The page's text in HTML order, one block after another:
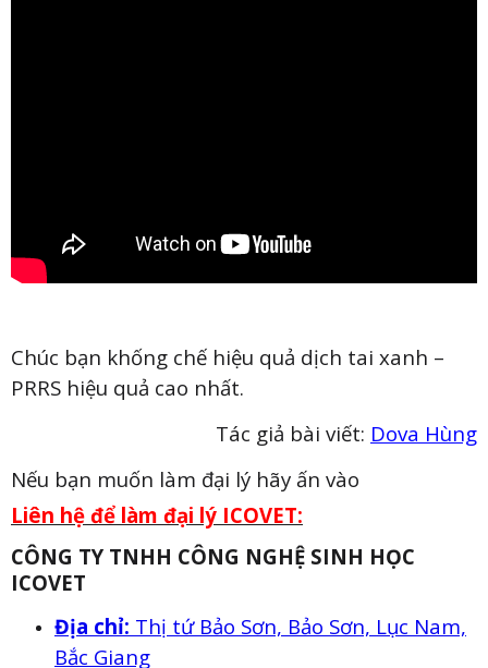
Chúc bạn khống chế hiệu quả dịch tai xanh –
PRRS hiệu quả cao nhất.
Tác giả bài viết: Dova Hùng
Nếu bạn muốn làm đại lý hãy ấn vào
Liên hệ để làm đại lý ICOVET:
CÔNG TY TNHH CÔNG NGHỆ SINH HỌC
ICOVET
Địa chỉ: Thị tứ Bảo Sơn, Bảo Sơn, Lục Nam,
Bắc Giang